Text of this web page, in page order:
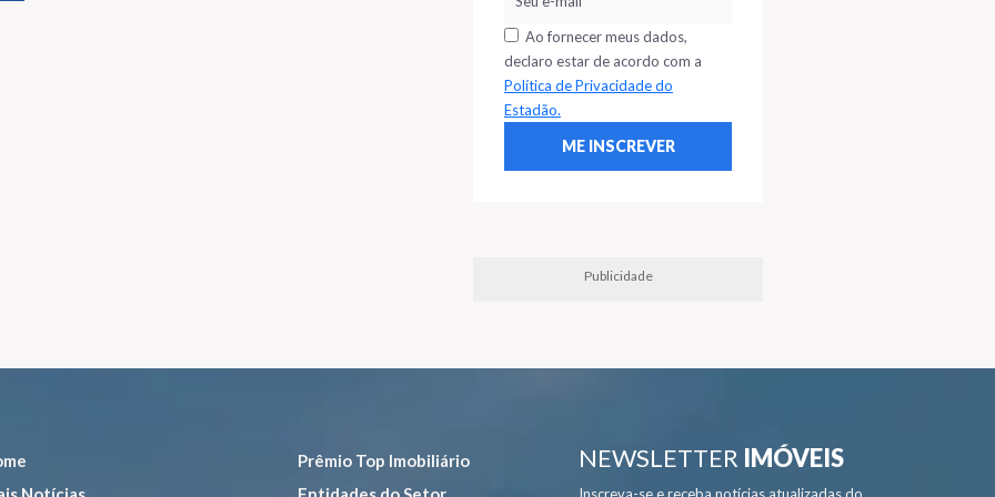
Ao fornecer meus dados,
declaro estar de acordo com a
Política de Privacidade do
Estadão.
Publicidade
Prêmio Top Imobiliário
NEWSLETTER IMÓVEIS